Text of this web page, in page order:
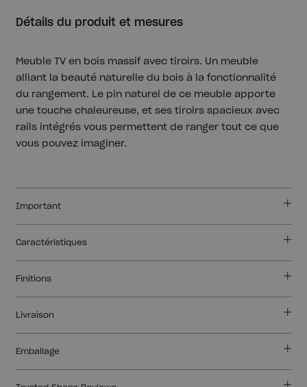
Détails du produit et mesures
Meuble TV en bois massif avec tiroirs. Un meuble
alliant la beauté naturelle du bois à la fonctionnalité
du rangement. Le pin naturel de ce meuble apporte
une touche chaleureuse, et ses tiroirs spacieux avec
rails intégrés vous permettent de ranger tout ce que
vous pouvez imaginer.
Important
Caractéristiques
Finitions
Livraison
Emballage